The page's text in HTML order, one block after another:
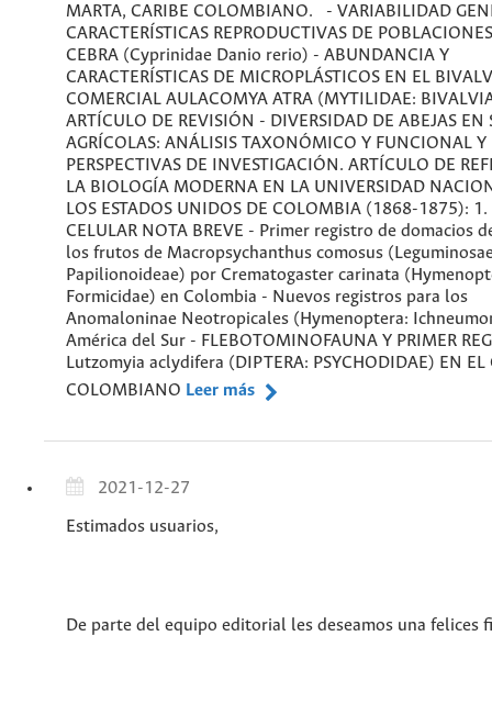
MARTA, CARIBE COLOMBIANO. - VARIABILIDAD
CARACTERÍSTICAS REPRODUCTIVAS DE
CEBRA (Cyprinidae Danio rerio) - ABUNDANCIA Y
CARACTERÍSTICAS DE MICROPLÁSTICOS EN EL
COMERCIAL AULACOMYA ATRA (MYTILIDAE:
ARTÍCULO DE REVISIÓN - DIVERSIDAD DE ABEJAS EN
AGRÍCOLAS: ANÁLISIS TAXONÓMICO Y FUNCIONAL Y
PERSPECTIVAS DE INVESTIGACIÓN. ARTÍCULO DE
LA BIOLOGÍA MODERNA EN LA UNIVERSIDAD
LOS ESTADOS UNIDOS DE COLOMBIA (1868-1875): 1.
CELULAR NOTA BREVE - Primer registro de domacios
los frutos de Macropsychanthus comosus
Papilionoideae) por Crematogaster carinata
Formicidae) en Colombia - Nuevos registros para los
Anomaloninae Neotropicales (Hymenoptera:
América del Sur - FLEBOTOMINOFAUNA Y PRIMER
Lutzomyia aclydifera (DIPTERA: PSYCHODIDAE) EN EL
COLOMBIANO Leer más
2021-12-27
Estimados usuarios,
De parte del equipo editorial les deseamos una felices